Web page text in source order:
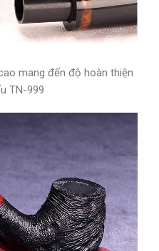
mang đến độ hoàn thiện
TN-999